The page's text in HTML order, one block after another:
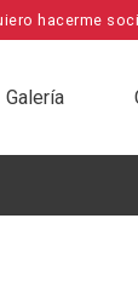
hacerme
Galería